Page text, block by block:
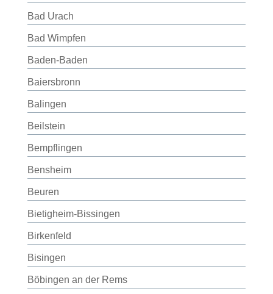
Bad Urach
Bad Wimpfen
Baden-Baden
Baiersbronn
Balingen
Beilstein
Bempflingen
Bensheim
Beuren
Bietigheim-Bissingen
Birkenfeld
Bisingen
Böbingen an der Rems